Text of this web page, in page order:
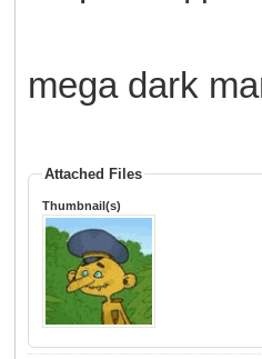
mega dark
Attached Files
Thumbnail(s)